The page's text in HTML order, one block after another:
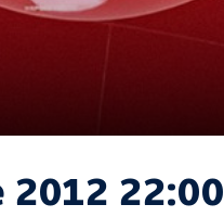
22:00